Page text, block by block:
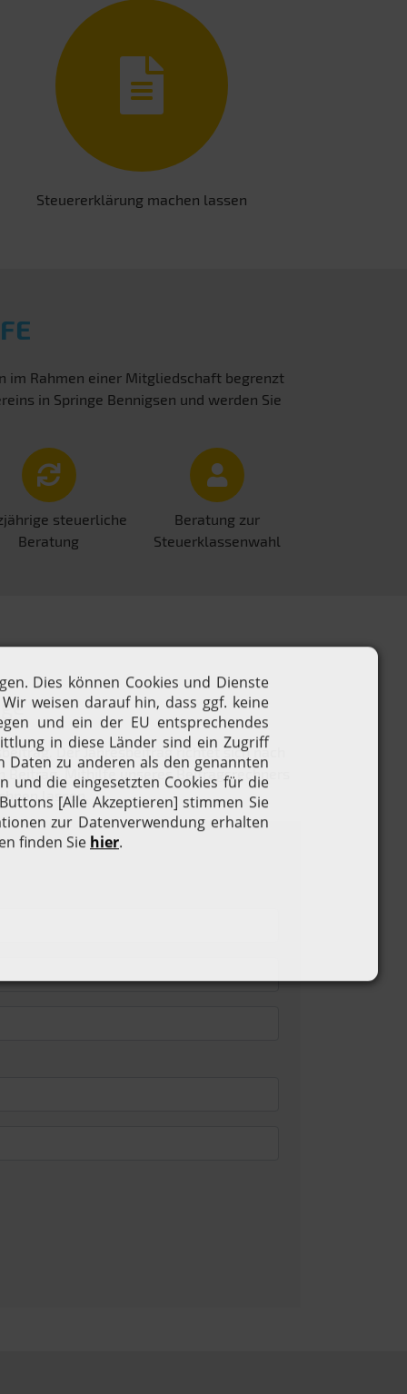
Steuererklärung machen lassen
im Rahmen einer Mitgliedschaft begrenzt
in Springe Bennigsen und werden Sie
steuerliche
Beratung
Beratung zur
Steuerklassenwahl
Der Jahresbeitrag richtet sich nach
Beitrag. Mithilfe unseres Beitragsrechners
lassen.